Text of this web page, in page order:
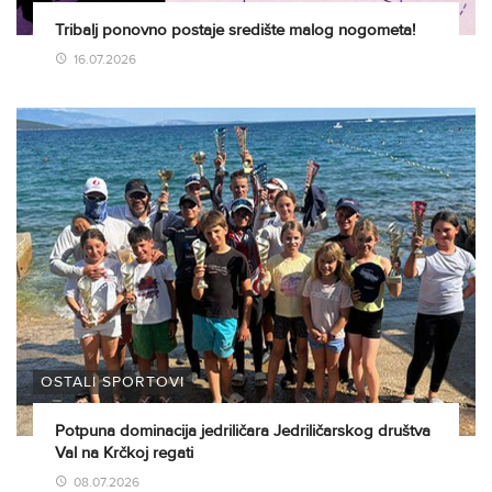
Tribalj ponovno postaje središte malog nogometa!
16.07.2026
OSTALI SPORTOVI
Potpuna dominacija jedriličara Jedriličarskog društva
Val na Krčkoj regati
08.07.2026